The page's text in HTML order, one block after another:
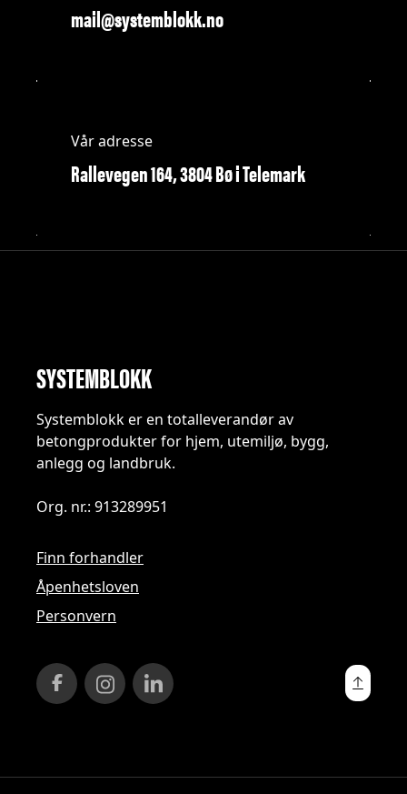
mail@systemblokk.no
Vår adresse
Rallevegen 164, 3804 Bø i Telemark
SYSTEMBLOKK
Systemblokk er en totalleverandør av
betongprodukter for hjem, utemiljø, bygg,
anlegg og landbruk.
Org. nr.: 913289951
Finn forhandler
Åpenhetsloven
Personvern